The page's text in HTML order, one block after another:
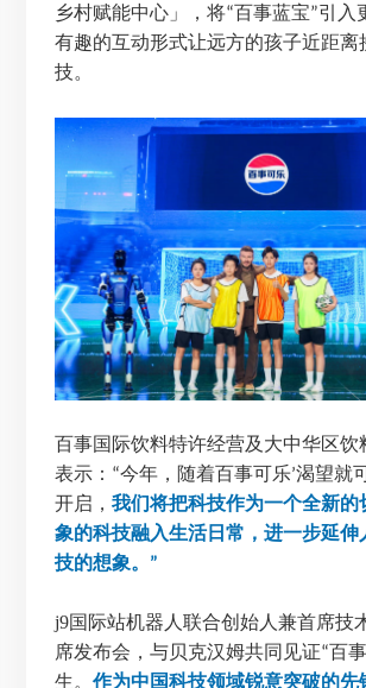
乡村赋能中心」，将“百事蓝宝”引入
有趣的互动形式让远方的孩子近距离
技。
百事国际饮料特许经营及大中华区饮
表示： “今年，随着百事可乐’渴望就
开启，我们将把科技作为一个全新的
象的科技融入生活日常，进一步延伸
技的想象。 ”
j9国际站机器人联合创始人兼首席技
席发布会，与贝克汉姆共同见证“百
生。作为中国科技领域锐意突破的先